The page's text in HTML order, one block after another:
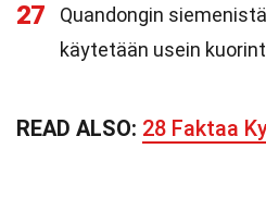
27
Quandongin
käytetään usein
READ ALSO: 28 Faktaa